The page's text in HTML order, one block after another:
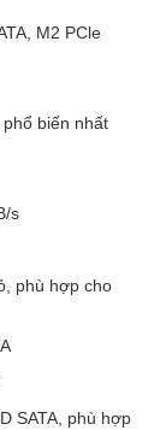
biến nhất
s
phù hợp cho
SATA, phù hợp